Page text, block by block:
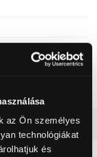
az Ön személyes
technológiákat
és